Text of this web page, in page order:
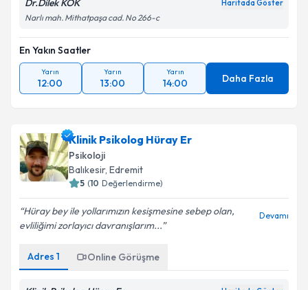
Dr.Dilek KÖK
Narlı mah. Mithatpaşa cad. No 266-c
En Yakın Saatler
Yarın
12:00
Yarın
13:00
Yarın
14:00 Daha Fazla
Klinik Psikolog Hüray Er
Psikoloji
Balıkesir, Edremit
( Değerlendirme)
Hüray bey ile yollarımızın kesişmesine sebep olan,
evliliğimi zorlayıcı davranışlarım...
Adres 1 Online Görüşme